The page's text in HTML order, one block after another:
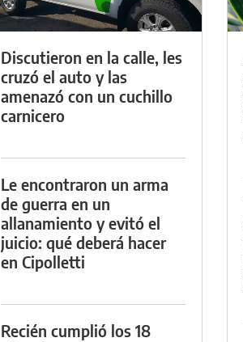
Discutieron en la calle, les
cruzó el auto y las
amenazó con un cuchillo
carnicero
Le encontraron un arma
de guerra en un
allanamiento y evitó el
juicio: qué deberá hacer
en Cipolletti
Recién cumplió los 18